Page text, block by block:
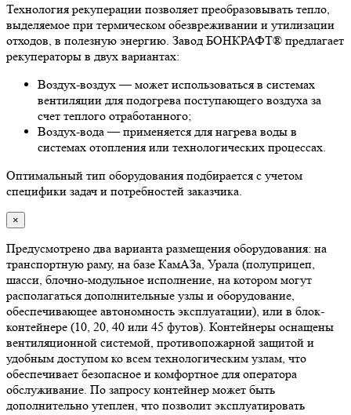
Технология рекуперации позволяет преобразовывать тепло,
выделяемое при термическом обезвреживании и утилизации
отходов, в полезную энергию. Завод БОНКРАФТ® предлагает
рекуператоры в двух вариантах:
Воздух-воздух — может использоваться в системах
вентиляции для подогрева поступающего воздуха за
счет теплого отработанного;
Воздух-вода — применяется для нагрева воды в
системах отопления или технологических процессах.
Оптимальный тип оборудования подбирается с учетом
специфики задач и потребностей заказчика.
×
Предусмотрено два варианта размещения оборудования: на
транспортную раму, на базе КамАЗа, Урала (полуприцеп,
шасси, блочно-модульное исполнение, на котором могут
располагаться дополнительные узлы и оборудование,
обеспечивающее автономность эксплуатации), или в блок-
контейнере (10, 20, 40 или 45 футов). Контейнеры оснащены
вентиляционной системой, противопожарной защитой и
удобным доступом ко всем технологическим узлам, что
обеспечивает безопасное и комфортное для оператора
обслуживание. По запросу контейнер может быть
дополнительно утеплен, что позволит эксплуатировать